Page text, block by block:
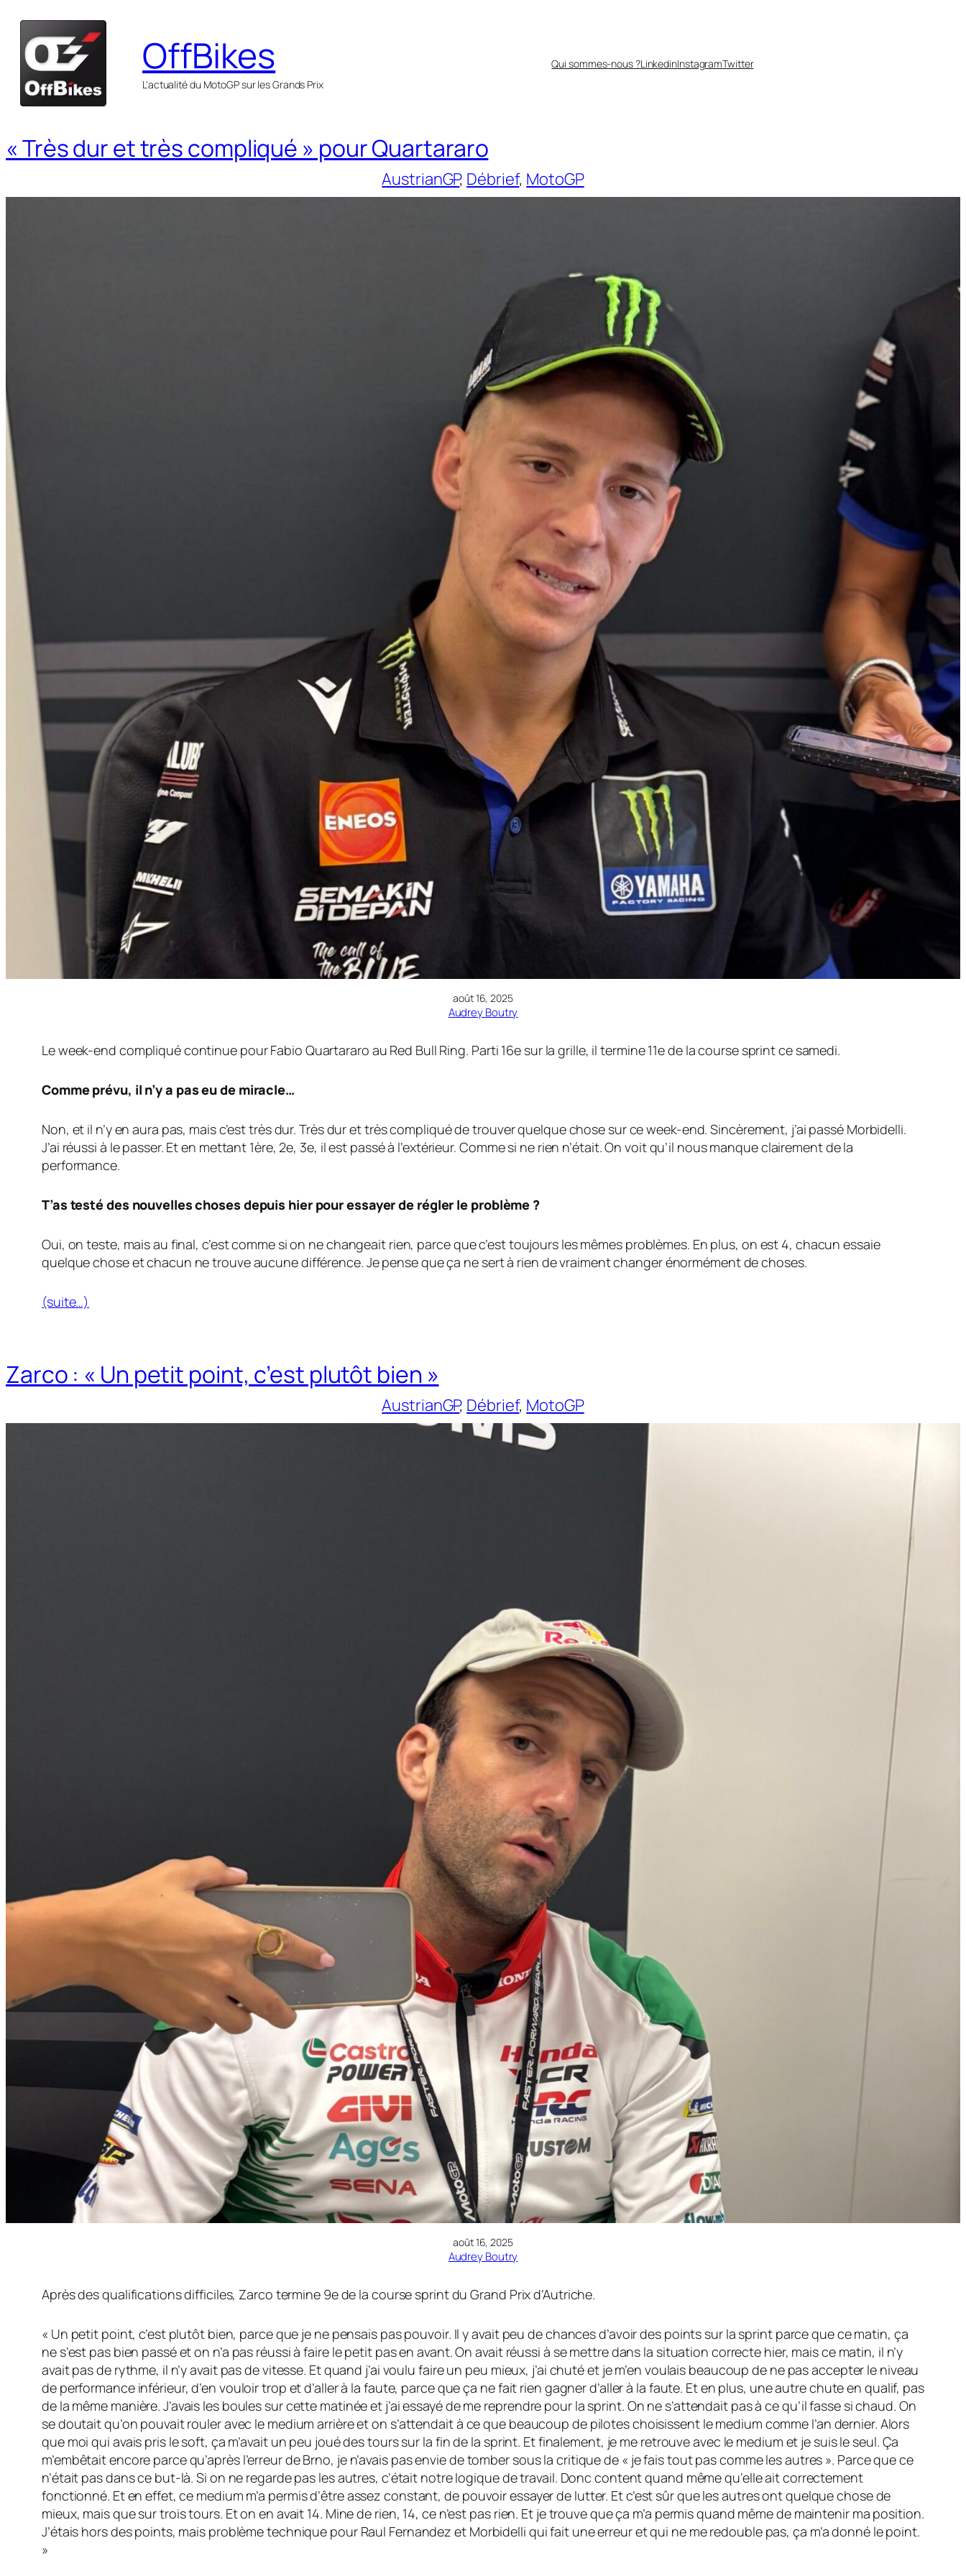
Aller
contenu
OffBikes
L'actualité du MotoGP sur les Grands Prix
Qui sommes-nous ?LinkedinInstagramTwitter
« Très dur et très compliqué » pour Quartararo
AustrianGP, Débrief, MotoGP
août 16, 2025
Audrey Boutry
Le week-end compliqué continue pour Fabio Quartararo au Red Bull Ring. Parti 16e sur la grille, il termine 11e de la course sprint ce samedi.
Comme prévu, il n’y a pas eu de miracle…
Non, et il n’y en aura pas, mais c’est très dur. Très dur et très compliqué de trouver quelque chose sur ce week-end. Sincèrement, j’ai passé Morbidelli.
J’ai réussi à le passer. Et en mettant 1ère, 2e, 3e, il est passé à l’extérieur. Comme si ne rien n’était. On voit qu’il nous manque clairement de la
performance.
T’as testé des nouvelles choses depuis hier pour essayer de régler le problème ?
Oui, on teste, mais au final, c’est comme si on ne changeait rien, parce que c’est toujours les mêmes problèmes. En plus, on est 4, chacun essaie
quelque chose et chacun ne trouve aucune différence. Je pense que ça ne sert à rien de vraiment changer énormément de choses.
(suite…)
Zarco : « Un petit point, c’est plutôt bien »
AustrianGP, Débrief, MotoGP
août 16, 2025
Audrey Boutry
Après des qualifications difficiles, Zarco termine 9e de la course sprint du Grand Prix d’Autriche.
« Un petit point, c’est plutôt bien, parce que je ne pensais pas pouvoir. Il y avait peu de chances d’avoir des points sur la sprint parce que ce matin, ça
ne s’est pas bien passé et on n’a pas réussi à faire le petit pas en avant. On avait réussi à se mettre dans la situation correcte hier, mais ce matin, il n’y
avait pas de rythme, il n’y avait pas de vitesse. Et quand j’ai voulu faire un peu mieux, j’ai chuté et je m’en voulais beaucoup de ne pas accepter le niveau
de performance inférieur, d’en vouloir trop et d’aller à la faute, parce que ça ne fait rien gagner d’aller à la faute. Et en plus, une autre chute en qualif, pas
de la même manière. J’avais les boules sur cette matinée et j’ai essayé de me reprendre pour la sprint. On ne s’attendait pas à ce qu’il fasse si chaud. On
se doutait qu’on pouvait rouler avec le medium arrière et on s’attendait à ce que beaucoup de pilotes choisissent le medium comme l’an dernier. Alors
que moi qui avais pris le soft, ça m’avait un peu joué des tours sur la fin de la sprint. Et finalement, je me retrouve avec le medium et je suis le seul. Ça
m’embêtait encore parce qu’après l’erreur de Brno, je n’avais pas envie de tomber sous la critique de « je fais tout pas comme les autres ». Parce que ce
n’était pas dans ce but-là. Si on ne regarde pas les autres, c’était notre logique de travail. Donc content quand même qu’elle ait correctement
fonctionné. Et en effet, ce medium m’a permis d’être assez constant, de pouvoir essayer de lutter. Et c’est sûr que les autres ont quelque chose de
mieux, mais que sur trois tours. Et on en avait 14. Mine de rien, 14, ce n’est pas rien. Et je trouve que ça m’a permis quand même de maintenir ma position.
J’étais hors des points, mais problème technique pour Raul Fernandez et Morbidelli qui fait une erreur et qui ne me redouble pas, ça m’a donné le point.
»